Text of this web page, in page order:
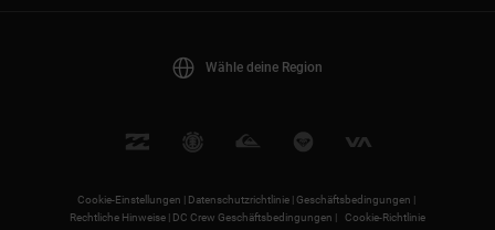
Wähle deine Region
Cookie-Einstellungen | Datenschutzrichtlinie |Geschäftsbedingungen |
Rechtliche Hinweise | DC Crew Geschäftsbedingungen |
Cookie-Richtlinie